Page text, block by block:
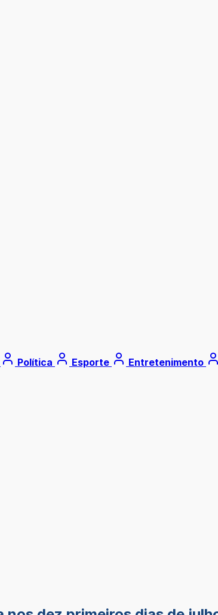
Política Esporte Entretenimento